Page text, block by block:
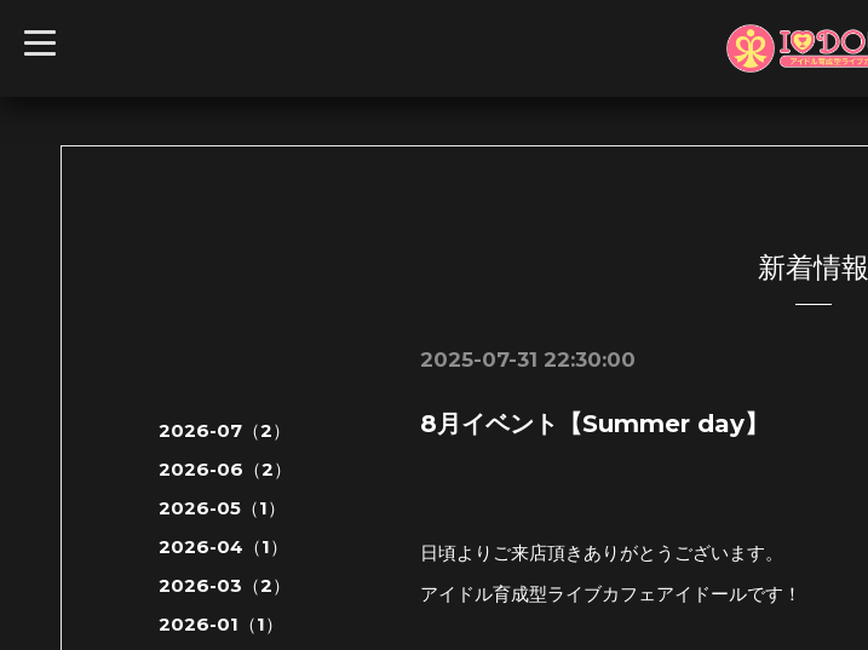
t
o
新着情報
2025-07-31 22:30:00
8月イベント【Summer day】
日頃よりご来店頂きありがとうございます。
アイドル育成型ライブカフェアイドールです！
2026-07（2）
2026-06（2）
2026-05（1）
2026-04（1）
2026-03（2）
2026-01（1）